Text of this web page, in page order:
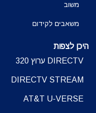
משוב
משאבים לקידום
היכן לצפות
DIRECTV ערוץ 320
DIRECTV STREAM
AT&T U-VERSE